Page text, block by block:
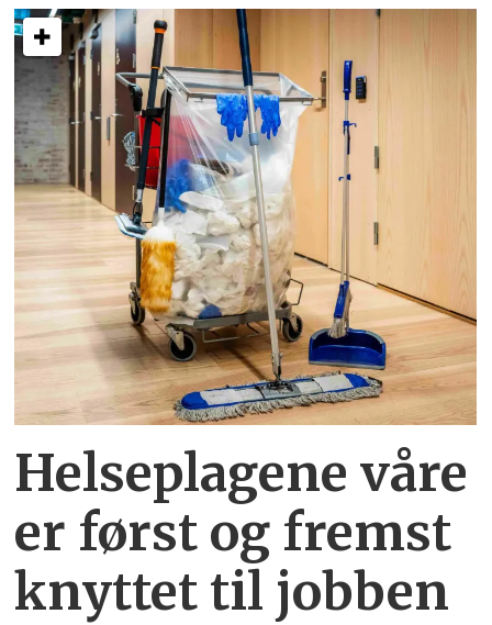
Helseplagene våre
er først og fremst
knyttet til jobben